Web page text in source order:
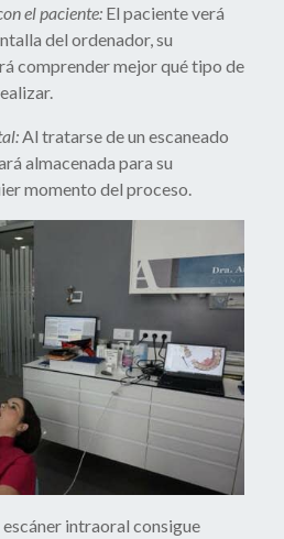
el paciente: El paciente verá
del ordenador, su
comprender mejor qué tipo de
Al tratarse de un escaneado
almacenada para su
momento del proceso.
intraoral consigue